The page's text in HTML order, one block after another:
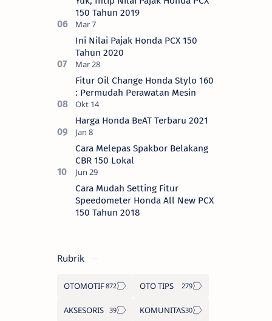
150 Tahun 2019
Ini Nilai Pajak Honda PCX 150
Tahun 2020
Fitur Oil Change Honda Stylo 160
: Permudah Perawatan Mesin
Harga Honda BeAT Terbaru 2021
Cara Melepas Spakbor Belakang
CBR 150 Lokal
Cara Mudah Setting Fitur
Speedometer Honda All New PCX
150 Tahun 2018
Rubrik
OTOMOTIF OTO TIPS
AKSESORIS KOMUNITAS